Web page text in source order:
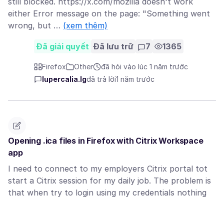
either Error message on the page: "Something went
wrong, but … (xem thêm)
Đã giải quyết Đã lưu trữ 7 1365
Firefox Other
đã hỏi vào lúc 1 năm trước
lupercalia.lgđã trả lời1 năm trước
Opening .ica files in Firefox with Citrix Workspace
app
I need to connect to my employers Citrix portal tot
start a Citrix session for my daily job. The problem is
that when try to login using my credentials nothing